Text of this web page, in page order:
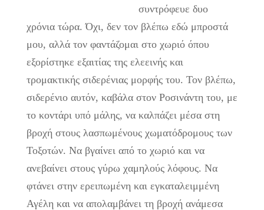
συντρόφευε δυο
χρόνια τώρα. Όχι, δεν τον βλέπω εδώ μπροστά
μου, αλλά τον φαντάζομαι στο χωριό όπου
εξορίστηκε εξαιτίας της ελεεινής και
τρομακτικής σιδερένιας μορφής του. Τον βλέπω,
σιδερένιο αυτόν, καβάλα στον Ροσινάντη του, με
το κοντάρι υπό μάλης, να καλπάζει μέσα στη
βροχή στους λασπωμένους χωματόδρομους των
Τοξοτών. Να βγαίνει από το χωριό και να
ανεβαίνει στους γύρω χαμηλούς λόφους. Να
φτάνει στην ερειπωμένη και εγκαταλειμμένη
Αγέλη και να απολαμβάνει τη βροχή ανάμεσα